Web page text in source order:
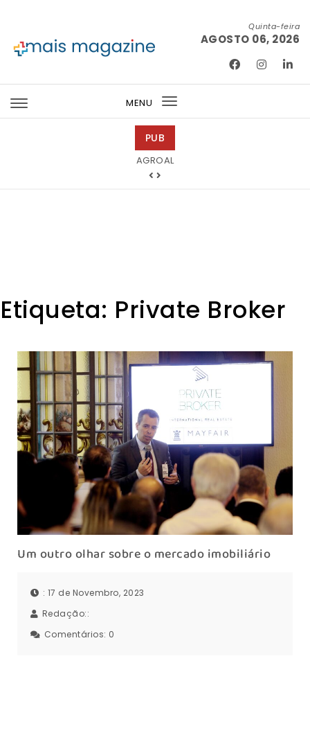
Quinta-feira
AGOSTO 06, 2026
MENU
Toggle
PUB
AGROAL
Tintas 2000
Etiqueta: Private Broker
Um outro olhar sobre o mercado imobiliário
: 17 de Novembro, 2023
Redação::
Comentários: 0